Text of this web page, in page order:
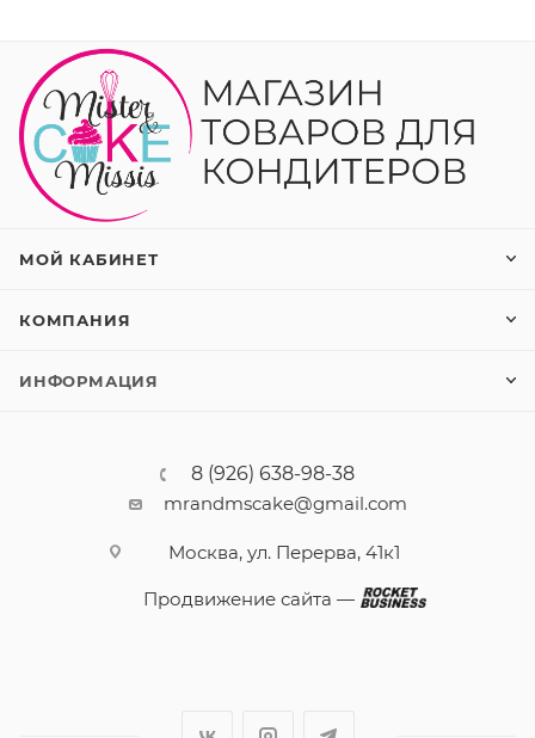
МОЙ КАБИНЕТ
КОМПАНИЯ
ИНФОРМАЦИЯ
8 (926) 638-98-38
mrandmscake@gmail.com
Москва, ул. Перерва, 41к1
Продвижение сайта —